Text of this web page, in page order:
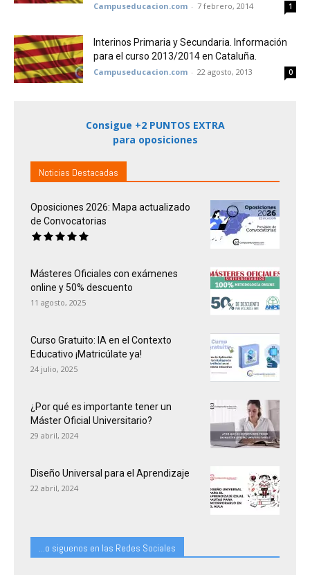
Campuseducacion.com - 7 febrero, 2014 1
Interinos Primaria y Secundaria. Información
para el curso 2013/2014 en Cataluña.
Campuseducacion.com - 22 agosto, 2013 0
Consigue +2 PUNTOS EXTRA
para oposiciones
Noticias Destacadas
Oposiciones 2026: Mapa actualizado
de Convocatorias
Másteres Oficiales con exámenes
online y 50% descuento
11 agosto, 2025
Curso Gratuito: IA en el Contexto
Educativo ¡Matricúlate ya!
24 julio, 2025
¿Por qué es importante tener un
Máster Oficial Universitario?
29 abril, 2024
Diseño Universal para el Aprendizaje
22 abril, 2024
...o siguenos en las Redes Sociales